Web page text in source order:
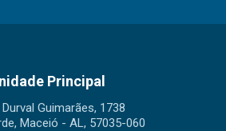
Principal
Durval Guimarães, 1738
Maceió - AL, 57035-060